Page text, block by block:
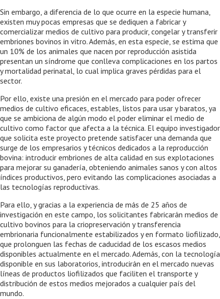
Sin embargo, a diferencia de lo que ocurre en la especie humana,
existen muy pocas empresas que se dediquen a fabricar y
comercializar medios de cultivo para producir, congelar y transferir
embriones bovinos in vitro. Además, en esta especie, se estima que
un 10% de los animales que nacen por reproducción asistida
presentan un síndrome que conlleva complicaciones en los partos
y mortalidad perinatal, lo cual implica graves pérdidas para el
sector.
Por ello, existe una presión en el mercado para poder ofrecer
medios de cultivo eficaces, estables, listos para usar y baratos, ya
que se ambiciona de algún modo el poder eliminar el medio de
cultivo como factor que afecta a la técnica. El equipo investigador
que solicita este proyecto pretende satisfacer una demanda que
surge de los empresarios y técnicos dedicados a la reproducción
bovina: introducir embriones de alta calidad en sus explotaciones
para mejorar su ganadería, obteniendo animales sanos y con altos
índices productivos, pero evitando las complicaciones asociadas a
las tecnologías reproductivas.
Para ello, y gracias a la experiencia de más de 25 años de
investigación en este campo, los solicitantes fabricarán medios de
cultivo bovinos para la criopreservación y transferencia
embrionaria funcionalmente estabilizados y en formato liofilizado,
que prolonguen las fechas de caducidad de los escasos medios
disponibles actualmente en el mercado. Además, con la tecnología
disponible en sus laboratorios, introducirán en el mercado nuevas
líneas de productos liofilizados que faciliten el transporte y
distribución de estos medios mejorados a cualquier país del
mundo.